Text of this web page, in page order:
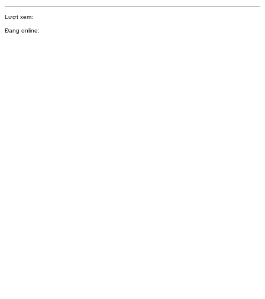
Lượt xem:
Đang online: